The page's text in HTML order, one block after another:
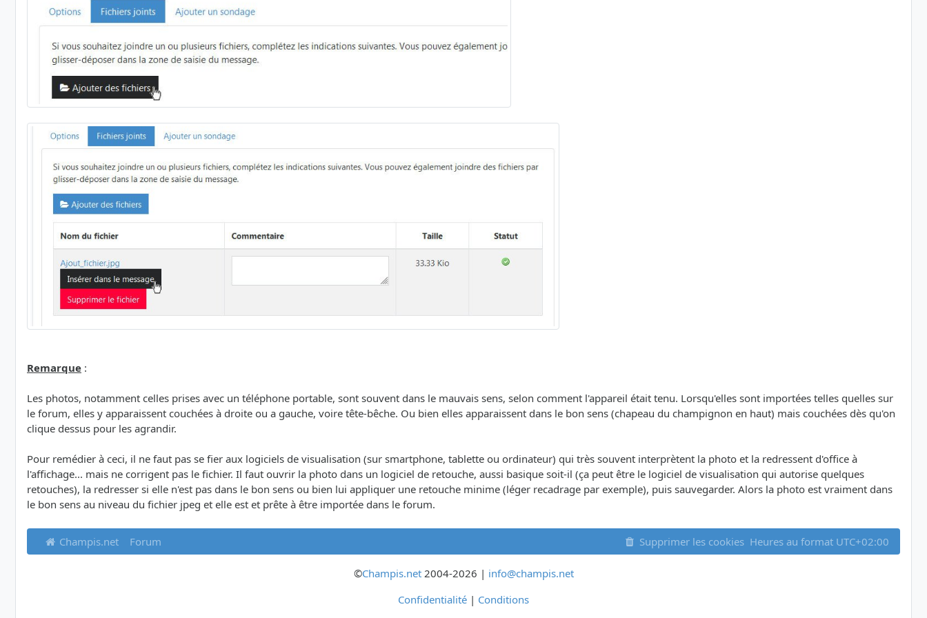
Remarque :
Les photos, notamment celles prises avec un téléphone portable, sont souvent dans le mauvais sens, selon comment l'appareil était tenu. Lorsqu'elles sont importées telles quelles sur
le forum, elles y apparaissent couchées à droite ou a gauche, voire tête-bêche. Ou bien elles apparaissent dans le bon sens (chapeau du champignon en haut) mais couchées dès qu'on
clique dessus pour les agrandir.
Pour remédier à ceci, il ne faut pas se fier aux logiciels de visualisation (sur smartphone, tablette ou ordinateur) qui très souvent interprètent la photo et la redressent d'office à
l'affichage... mais ne corrigent pas le fichier. Il faut ouvrir la photo dans un logiciel de retouche, aussi basique soit-il (ça peut être le logiciel de visualisation qui autorise quelques
retouches), la redresser si elle n'est pas dans le bon sens ou bien lui appliquer une retouche minime (léger recadrage par exemple), puis sauvegarder. Alors la photo est vraiment dans
le bon sens au niveau du fichier jpeg et elle est et prête à être importée dans le forum.
Champis.net Forum Supprimer les cookies Heures au format UTC+02:00
©Champis.net2004-2026 | info@champis.net
Confidentialité | Conditions